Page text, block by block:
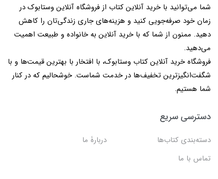
شما می‌توانید با خرید آنلاین کتاب از فروشگاه آنلاین وستابوک در
زمان خود صرفه‌جویی کنید و هزینه‌های جاری زندگی‌تان را کاهش
دهید. ممنون از شما که با خرید آنلاین به خانواده و طبیعت اهمیت
می‌دهید.
فروشگاه خرید آنلاین کتاب وستابوک، با افتخار با بهترین قیمت‌ها و با
شگفت‌انگیزترین تخفیف‌ها در خدمت شماست. خوشحالیم که در کنار
شما هستیم.
دسترسی سریع
دسته‌بندی کتاب‌ها
دربارۀ ما
تماس با ما